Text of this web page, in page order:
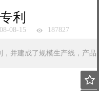
利
08-15 187827
并建成了规模生产线，产
